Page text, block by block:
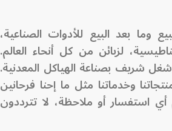
وما بعد البيع للأدوات الصناعية،
لزبائن من كل أنحاء العالم.
شريف بصناعة الهياكل المعدنية.
وخدماتنا مثل ما إحنا فرحانين
أي استفسار أو ملاحظة، لا تترددون